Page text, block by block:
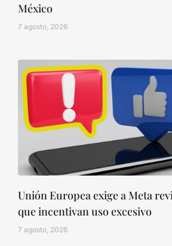
México
7 agosto, 2026
Unión Europea exige a Meta
que incentivan uso excesivo
7 agosto, 2026